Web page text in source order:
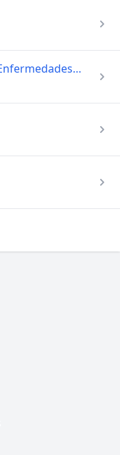
Clínica de Nefrología - Urología y Enfermedades Cardiovasculares